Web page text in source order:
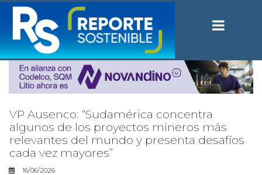
VP Ausenco: “Sudamérica concentra
algunos de los proyectos mineros más
relevantes del mundo y presenta desafíos
cada vez mayores”
16/06/2026